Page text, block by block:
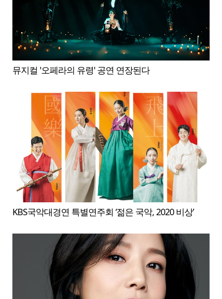
뮤지컬 '오페라의 유령' 공연 연장된다
KBS국악대경연 특별연주회 ‘젊은 국악, 2020 비상’